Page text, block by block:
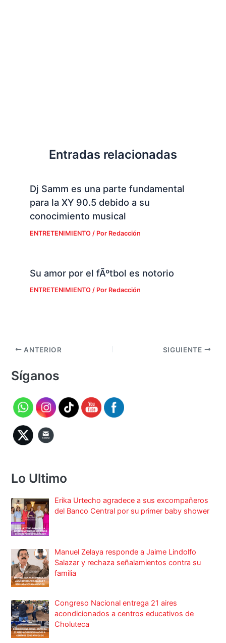
Entradas relacionadas
Dj Samm es una parte fundamental
para la XY 90.5 debido a su
conocimiento musical
ENTRETENIMIENTO/ Por Redacción
Su amor por el fÃºtbol es notorio
ENTRETENIMIENTO/ Por Redacción
ANTERIOR SIGUIENTE
Síganos
Lo Ultimo
Erika Urtecho agradece a sus excompañeros
del Banco Central por su primer baby shower
Manuel Zelaya responde a Jaime Lindolfo
Salazar y rechaza señalamientos contra su
familia
Congreso Nacional entrega 21 aires
acondicionados a centros educativos de
Choluteca